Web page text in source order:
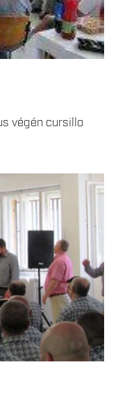
végén cursillo